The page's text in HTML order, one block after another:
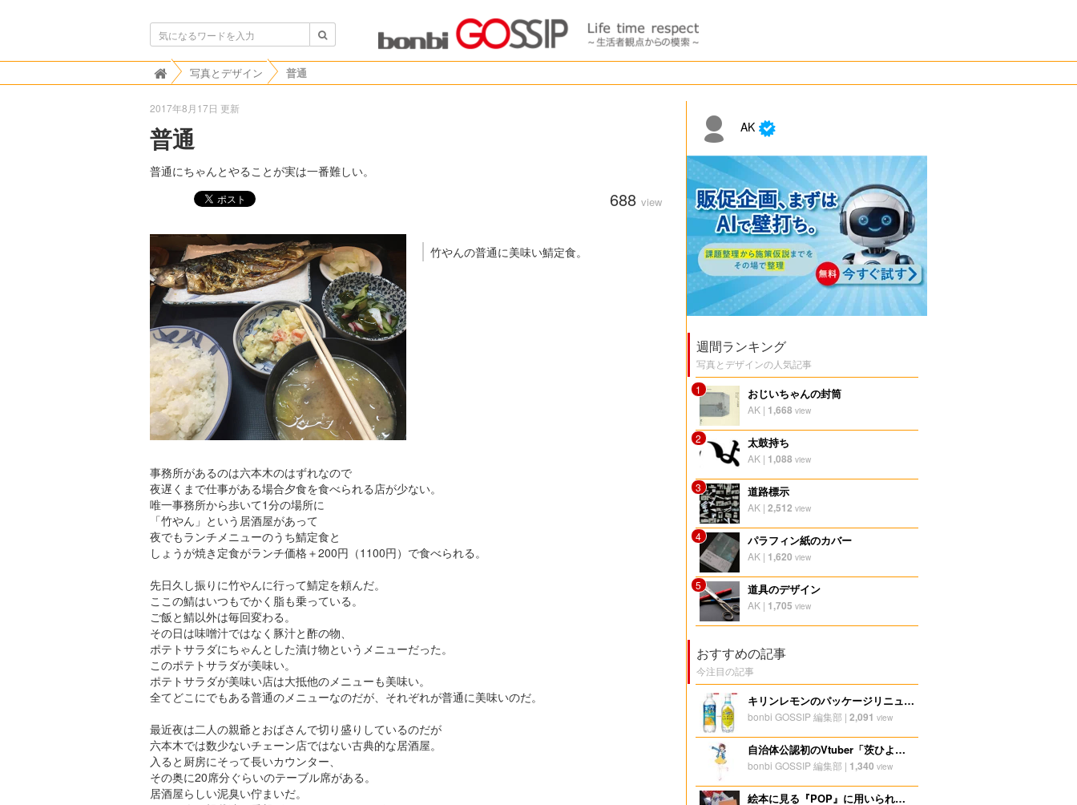
ボンビゴシップ
写真とデザイン 普通
2017年8月17日 更新
普通
普通にちゃんとやることが実は一番難しい。
688 view
竹やんの普通に美味い鯖定食。
事務所があるのは六本木のはずれなので
夜遅くまで仕事がある場合夕食を食べられる店が少ない。
唯一事務所から歩いて1分の場所に
「竹やん」という居酒屋があって
夜でもランチメニューのうち鯖定食と
しょうが焼き定食がランチ価格＋200円（1100円）で食べられる。
先日久し振りに竹やんに行って鯖定を頼んだ。
ここの鯖はいつもでかく脂も乗っている。
ご飯と鯖以外は毎回変わる。
その日は味噌汁ではなく豚汁と酢の物、
ポテトサラダにちゃんとした漬け物というメニューだった。
このポテトサラダが美味い。
ポテトサラダが美味い店は大抵他のメニューも美味い。
全てどこにでもある普通のメニューなのだが、それぞれが普通に美味いのだ。
最近夜は二人の親爺とおばさんで切り盛りしているのだが
六本木では数少ないチェーン店ではない古典的な居酒屋。
入ると厨房にそって長いカウンター、
その奥に20席分ぐらいのテーブル席がある。
居酒屋らしい泥臭い佇まいだ。
AK
週間ランキング
写真とデザインの人気記事
1
おじいちゃんの封筒
AK| 1,668 view
2 太鼓持ち
AK| 1,088 view
3 道路標示
AK| 2,512 view
4 パラフィン紙のカバー
AK| 1,620 view
5 道具のデザイン
AK| 1,705 view
おすすめの記事
今注目の記事
キリンレモンのパッケージリニューアルプロモーション
bonbi GOSSIP 編集部 | 2,091 view
自治体公認初のVtuber「茨ひより」の活躍
bonbi GOSSIP 編集部 | 1,340 view
絵本に見る『POP』に用いられる素材の活用法